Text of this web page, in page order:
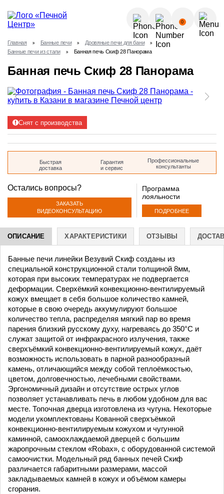
8 (843) 570-64-51
8 (937) 615-32-40
О КОМПАНИИ
КАК КУПИТЬ?
ПОЛЕЗНЫЕ СТАТЬИ
НОВОСТИ
КОНТАКТЫ
0
35
Главная Банные печи
Дровяные печи для бани
Банные печи из стали
Банная печь Скиф 28 Панорама
Банная печь Скиф 28 Панорама
Снят с производства
Остались вопросы?
ЗАКАЗАТЬ
ВИДЕОКОНСУЛЬТАЦИЮ
Программа
лояльности
ПОДРОБНЕЕ
Быстрая
доставка
Гарантия
и сервис
Профессиональные
консультанты
ОПИСАНИЕ ХАРАКТЕРИСТИКИ ОТЗЫВЫ
Банные печи линейки Везувий Скиф созданы из
специальной конструкционной стали толщиной 8мм,
которая при высоких температурах не подвергается
деформации. Сверхёмкий конвекционно-вентилируемый
кожух вмещает в себя большое количество камней,
которые в свою очередь аккумулируют большое
количество тепла, распределяя мягкий пар во время
парения близкий русскому духу, нагреваясь до 350°С и
служат защитой от инфракрасного излучения, также
сверхъёмкий конвекционно-вентилируемый кожух, даёт
возможность использовать в парной разнообразный
камень, отличающийся между собой теплоёмкостью,
цветом, долговечностью, лечебными свойствами.
Эргономичный дизайн и отсутствие острых углов
позволяет устанавливать печь в любом удобном для вас
месте. Топочная дверца изготовлена из чугуна. Некоторые
модели укомплектованы Кованной сверхъёмкой
конвекционно-вентилируемым кожухом и чугунной
каминной, самоохлаждаемой дверцей с большим
жаропрочным стеклом «Robax», с оборудованной системой
самоочистки. Модельный ряд банных печей Скиф
различается габаритными размерами, массой
закладываемых камней в кожух и объёмом камеры
сгорания.